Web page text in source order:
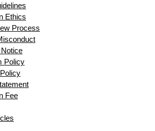
Ethics
Process
Policy
Fee